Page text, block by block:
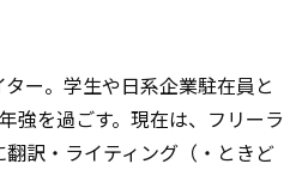
ー。学生や日系企業駐在員と
強を過ごす。現在は、フリーラ
訳・ライティング（・ときど